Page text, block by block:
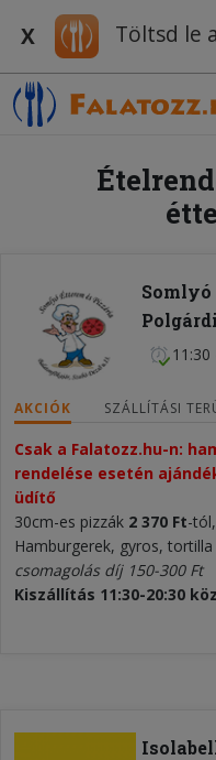
X Töltsd le
Somlyó
Polgárdi
11:30
AKCIÓK SZÁLLÍTÁSI
Csak a Falatozz.hu-n:
rendelése esetén
üdítő ​
30cm-es pizzák 2 370 Ft-
Hamburgerek, gyros,
csomagolás díj 150-300 Ft
Kiszállítás 11:30-20:30